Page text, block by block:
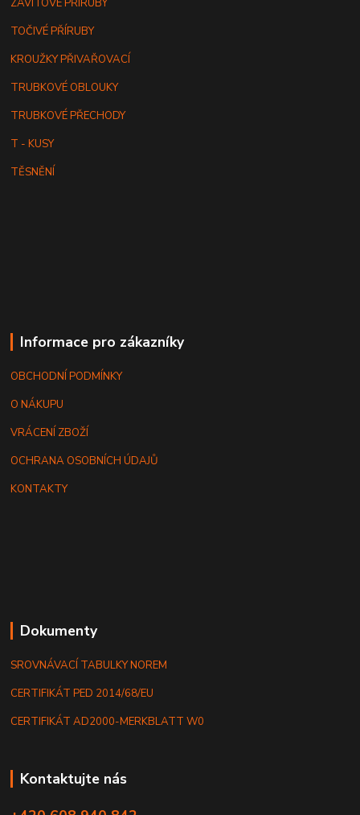
ZÁVITOVÉ PŘÍRUBY
TOČIVÉ PŘÍRUBY
KROUŽKY PŘIVAŘOVACÍ
TRUBKOVÉ OBLOUKY
TRUBKOVÉ PŘECHODY
T - KUSY
TĚSNĚNÍ
Informace pro zákazníky
OBCHODNÍ PODMÍNKY
O NÁKUPU
VRÁCENÍ ZBOŽÍ
OCHRANA OSOBNÍCH ÚDAJŮ
KONTAKTY
Dokumenty
SROVNÁVACÍ TABULKY NOREM
CERTIFIKÁT PED 2014/68/EU
CERTIFIKÁT AD2000-MERKBLATT W0
Kontaktujte nás